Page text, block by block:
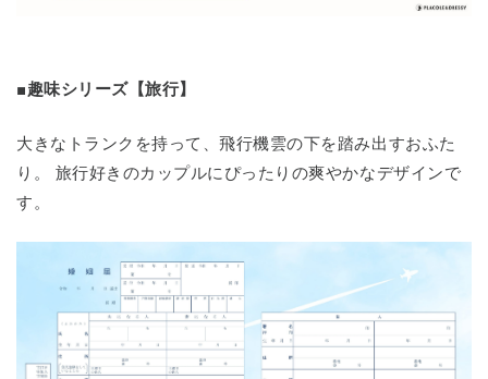
■趣味シリーズ【旅行】
大きなトランクを持って、飛行機雲の下を踏み出すおふた
り。 旅行好きのカップルにぴったりの爽やかなデザインで
す。